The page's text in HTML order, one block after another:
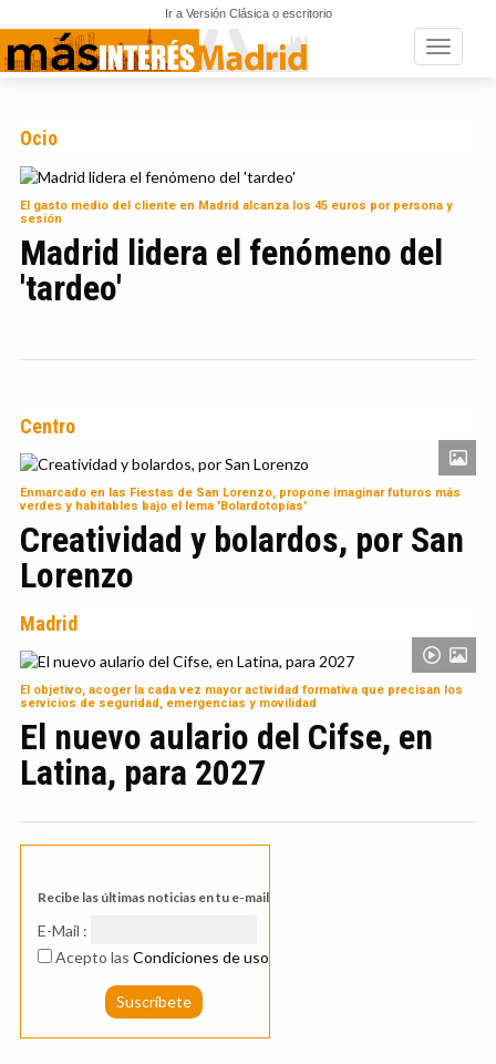
Ir a Versión Clásica o escritorio
Toggle
Ocio
El gasto medio del cliente en Madrid alcanza los 45 euros por persona y
sesión
Madrid lidera el fenómeno del
'tardeo'
Centro
Enmarcado en las Fiestas de San Lorenzo, propone imaginar futuros más
verdes y habitables bajo el lema 'Bolardotopías'
Creatividad y bolardos, por San
Lorenzo
Madrid
El objetivo, acoger la cada vez mayor actividad formativa que precisan los
servicios de seguridad, emergencias y movilidad
El nuevo aulario del Cifse, en
Latina, para 2027
Recibe las últimas noticias en tu e-mail
E-Mail :
Acepto las Condiciones de uso